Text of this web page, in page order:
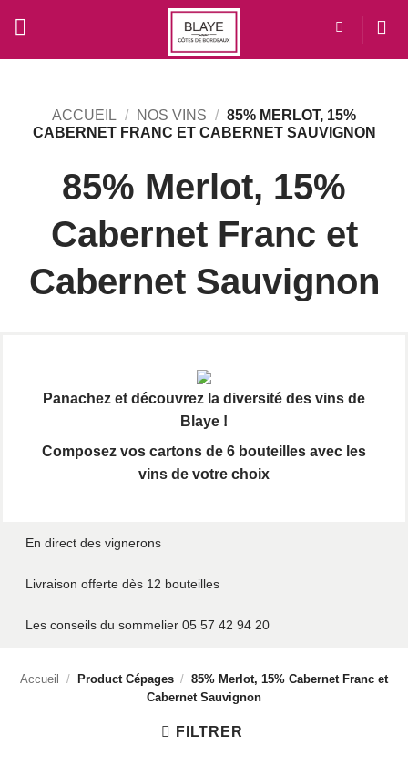
contenu
ACCUEIL / NOS VINS / 85% MERLOT, 15%
CABERNET FRANC ET CABERNET SAUVIGNON
85% Merlot, 15%
Cabernet Franc et
Cabernet Sauvignon
Panachez et découvrez la diversité des vins de
Blaye !
Composez vos cartons de 6 bouteilles avec les
vins de votre choix
En direct des vignerons
Livraison offerte dès 12 bouteilles
Les conseils du sommelier 05 57 42 94 20
Accueil / Product Cépages / 85% Merlot, 15% Cabernet Franc et
Cabernet Sauvignon
FILTRER